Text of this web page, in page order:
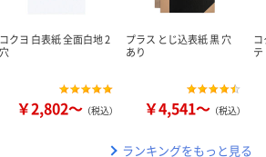
コクヨ 白表紙 全面白地 2
穴
￥2,802～ （税込）
プラス とじ込表紙 黒 穴
あり
￥4,541～ （税込）
テ
ランキングをもっと見る